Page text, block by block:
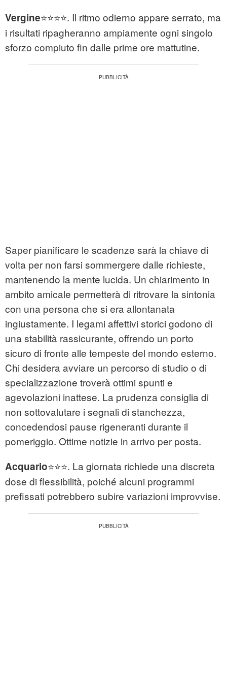
Vergine⭐⭐⭐⭐. Il ritmo odierno appare serrato, ma
i risultati ripagheranno ampiamente ogni singolo
sforzo compiuto fin dalle prime ore mattutine.
Saper pianificare le scadenze sarà la chiave di
volta per non farsi sommergere dalle richieste,
mantenendo la mente lucida. Un chiarimento in
ambito amicale permetterà di ritrovare la sintonia
con una persona che si era allontanata
ingiustamente. I legami affettivi storici godono di
una stabilità rassicurante, offrendo un porto
sicuro di fronte alle tempeste del mondo esterno.
Chi desidera avviare un percorso di studio o di
specializzazione troverà ottimi spunti e
agevolazioni inattese. La prudenza consiglia di
non sottovalutare i segnali di stanchezza,
concedendosi pause rigeneranti durante il
pomeriggio. Ottime notizie in arrivo per posta.
Acquario⭐⭐⭐. La giornata richiede una discreta
dose di flessibilità, poiché alcuni programmi
prefissati potrebbero subire variazioni improvvise.